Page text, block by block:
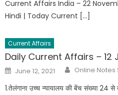
Current Affairs India – 22
Hindi | Today Current […]
Current Affairs
Daily Current Affairs – 12
June 12, 2021 Online Notes
1.तेलंगाना उच्च न्यायालय की बेंच संख्या 24